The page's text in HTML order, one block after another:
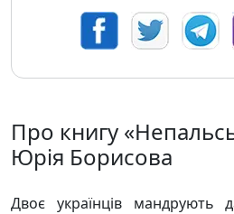
Про книгу
Юрія Борисова
Двоє українців мандрують